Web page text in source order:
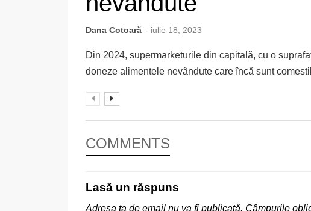
Dana Cotoară - iulie 18, 2023
Din 2024, supermarketurile din capitală, cu o
doneze alimentele nevândute care încă sunt
COMMENTS
Lasă un răspuns
Adresa ta de email nu va fi publicată. Câmpurile